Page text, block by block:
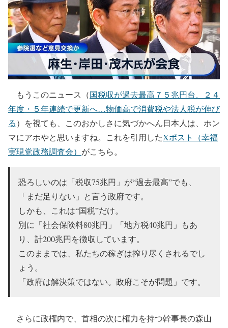
もうこのニュース（国税収が過去最高７５兆円台、２４
年度・５年連続で更新へ…物価高で消費税や法人税が伸び
る）を視ても、このおかしさに気づかへん日本人は、ホン
マにアホやと思いますね。これを引用したXポスト（幸福
実現党政務調査会） がこちら。
恐ろしいのは「税収75兆円」が“過去最高”でも、
「まだ足りない」と言う政府です。
しかも、これは“国税”だけ。
別に「社会保険料80兆円」「地方税40兆円」もあ
り、計200兆円を徴収しています。
このままでは、私たちの稼ぎは搾り尽くされるでし
ょう。
「政府は解決策ではない。政府こそが問題」です。
さらに政権内で、首相の次に権力を持つ幹事長の森山